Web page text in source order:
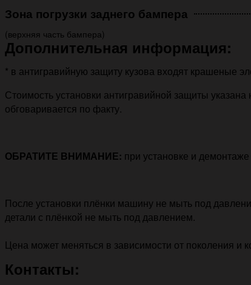
Зона погрузки заднего бампера
(верхняя часть бампера)
Дополнительная информация:
* в антигравийную защиту кузова входят крашеные
Стоимость установки антигравийной защиты
обговаривается по факту.
ОБРАТИТЕ ВНИМАНИЕ: при установке и
После установки плёнки машину не мыть под
детали с плёнкой не мыть под давлением.
Цена может меняться в зависимости от поколения и
Контакты: